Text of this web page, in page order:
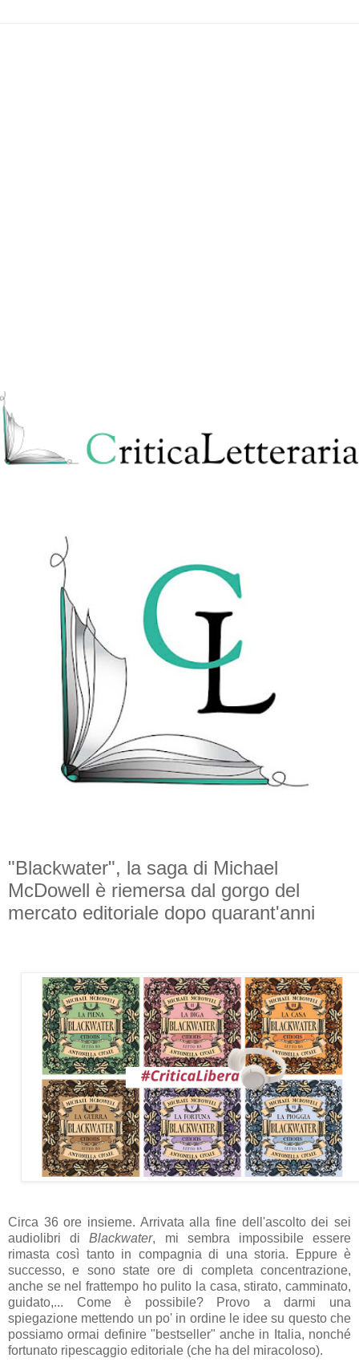
"Blackwater", la saga di Michael
McDowell è riemersa dal gorgo del
mercato editoriale dopo quarant'anni
Circa 36 ore insieme. Arrivata alla fine dell'ascolto dei sei
audiolibri diBlackwater, mi sembra impossibile essere
rimasta così tanto in compagnia di una storia. Eppure è
successo, e sono state ore di completa concentrazione,
anche se nel frattempo ho pulito la casa, stirato, camminato,
guidato,... Come è possibile? Provo a darmi una
spiegazione mettendo un po' in ordine le idee su questo che
possiamo ormai definire "bestseller" anche in Italia, nonché
fortunato ripescaggio editoriale (che ha del miracoloso).